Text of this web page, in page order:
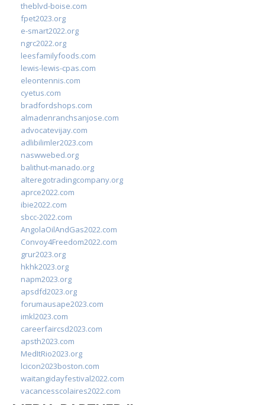
theblvd-boise.com
fpet2023.org
e-smart2022.org
ngrc2022.org
leesfamilyfoods.com
lewis-lewis-cpas.com
eleontennis.com
cyetus.com
bradfordshops.com
almadenranchsanjose.com
advocatevijay.com
adlibilimler2023.com
naswwebed.org
balithut-manado.org
alteregotradingcompany.org
aprce2022.com
ibie2022.com
sbcc-2022.com
AngolaOilAndGas2022.com
Convoy4Freedom2022.com
grur2023.org
hkhk2023.org
napm2023.org
apsdfd2023.org
forumausape2023.com
imkl2023.com
careerfaircsd2023.com
apsth2023.com
MedItRio2023.org
lcicon2023boston.com
waitangidayfestival2022.com
vacancesscolaires2022.com